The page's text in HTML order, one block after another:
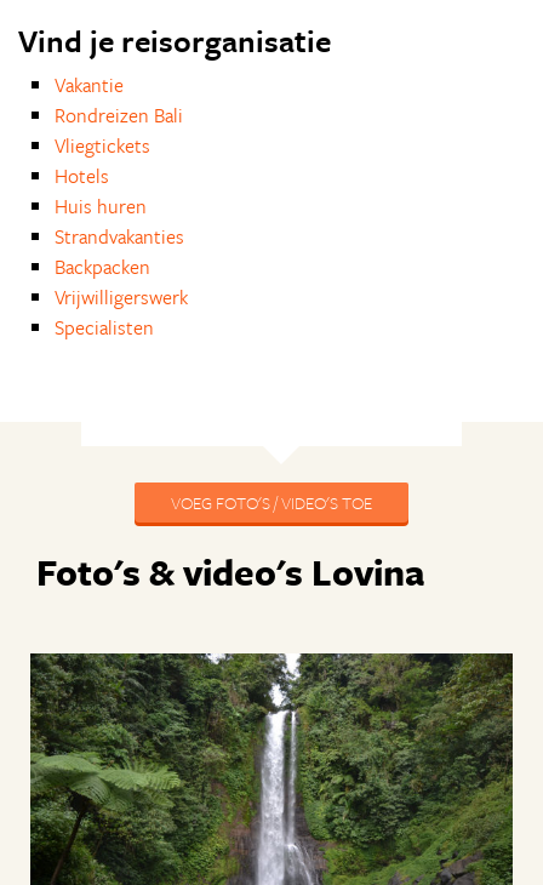
Vind je reisorganisatie
Vakantie
Rondreizen Bali
Vliegtickets
Hotels
Huis huren
Strandvakanties
Backpacken
Vrijwilligerswerk
Specialisten
VOEG FOTO'S / VIDEO'S TOE
Foto's & video's Lovina